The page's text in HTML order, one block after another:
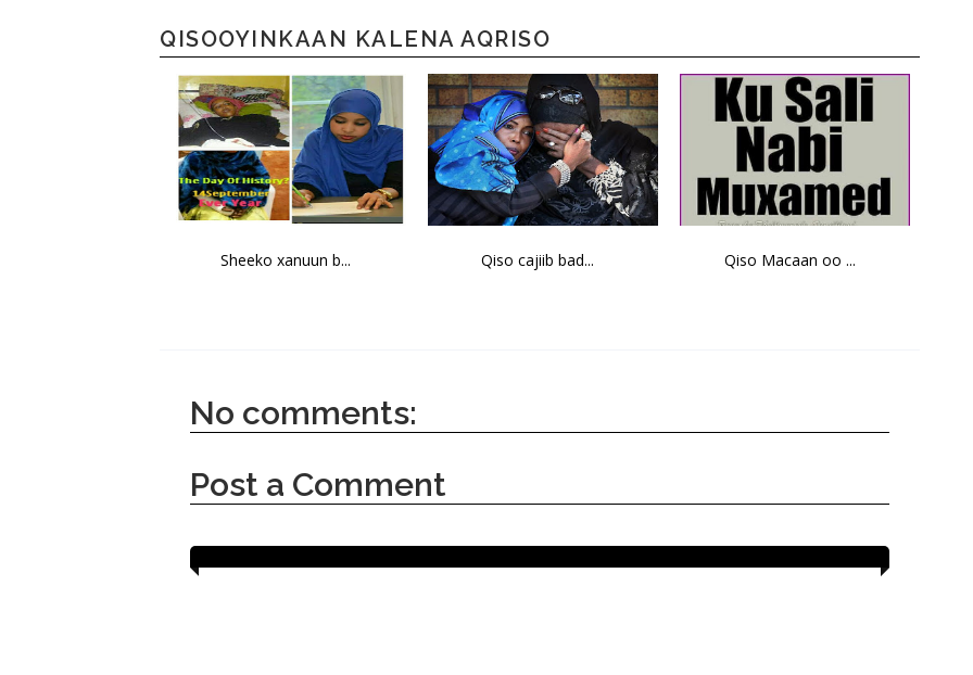
QISOOYINKAAN KALENA AQRISO
Sheeko xanuun b... Qiso cajiib bad... Qiso Macaan oo ...
No comments:
Post a Comment